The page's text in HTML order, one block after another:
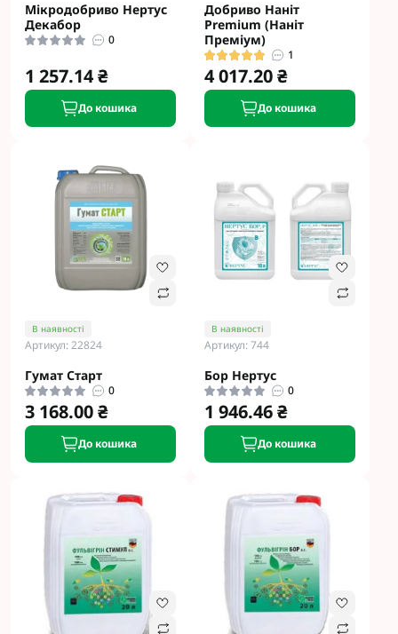
Мікродобриво Нертус
Декабор
0
1 257.14 ₴
До кошика
Добриво Наніт
Premium (Наніт
Преміум)
1
4 017.20 ₴
До кошика
В наявності
Артикул: 22824
Гумат Старт
0
3 168.00 ₴
До кошика
В наявності
Артикул: 744
Бор Нертус
0
1 946.46 ₴
До кошика